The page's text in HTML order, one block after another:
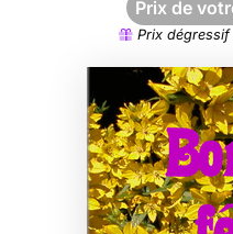
Prix de
Prix dégressif